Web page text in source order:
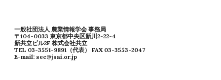
一般社団法人 農業情報学会 事務局
〒104-0033 東京都中央区新川2-22-4
新共立ビル2F 株式会社共立
TEL 03-3551-9891（代表） FAX 03-3553-2047
E-mail: sec@jsai.or.jp